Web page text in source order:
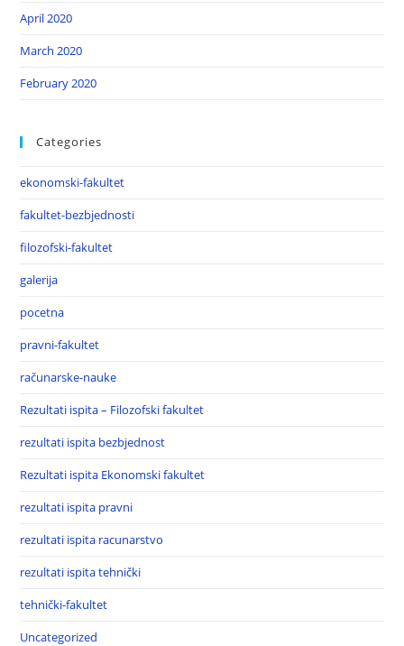
April 2020
March 2020
February 2020
Categories
ekonomski-fakultet
fakultet-bezbjednosti
filozofski-fakultet
galerija
pocetna
pravni-fakultet
računarske-nauke
Rezultati ispita – Filozofski fakultet
rezultati ispita bezbjednost
Rezultati ispita Ekonomski fakultet
rezultati ispita pravni
rezultati ispita racunarstvo
rezultati ispita tehnički
tehnički-fakultet
Uncategorized